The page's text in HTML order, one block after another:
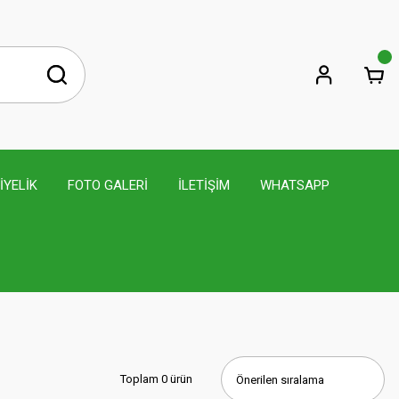
FOTO GALERİ İLETİŞİM WHATSAPP
Toplam 0 ürün